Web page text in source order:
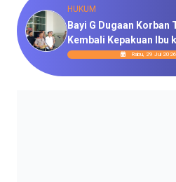
HUKUM
Bayi G Dugaan Korban
Kembali Kepakuan Ibu
Rabu, 29 Jul